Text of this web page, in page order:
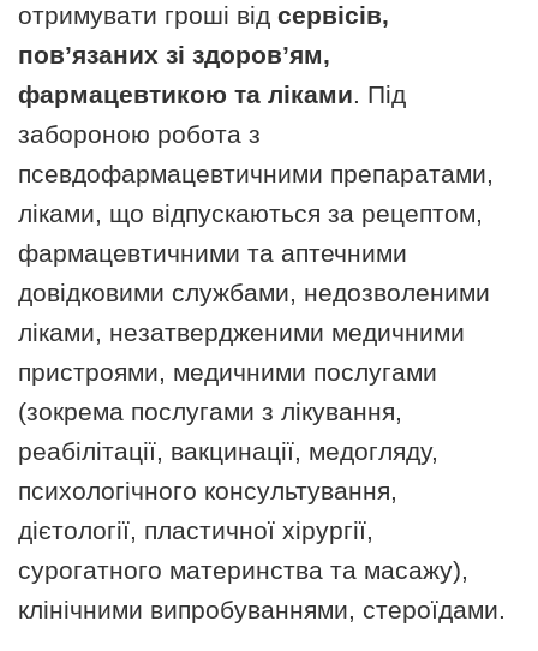
отримувати гроші від сервісів,
пов’язаних зі здоров’ям,
фармацевтикою та ліками. Під
забороною робота з
псевдофармацевтичними препаратами,
ліками, що відпускаються за рецептом,
фармацевтичними та аптечними
довідковими службами, недозволеними
ліками, незатвердженими медичними
пристроями, медичними послугами
(зокрема послугами з лікування,
реабілітації, вакцинації, медогляду,
психологічного консультування,
дієтології, пластичної хірургії,
сурогатного материнства та масажу),
клінічними випробуваннями, стероїдами.